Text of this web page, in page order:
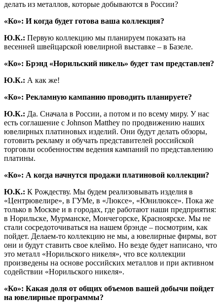
делать из металлов, которые добываются в России?
«Ко»: И когда будет готова ваша коллекция?
Ю.К.: Первую коллекцию мы планируем показать на
весенней швейцарской ювелирной выставке – в Базеле.
«Ко»: Брэнд «Норильский никель» будет там представлен?
Ю.К.: А как же!
«Ко»: Рекламную кампанию проводить планируете?
Ю.К.: Да. Сначала в России, а потом и по всему миру. У нас
есть соглашение с Johnson Matthey по продвижению наших
ювелирных платиновых изделий. Они будут делать обзоры,
готовить рекламу и обучать представителей российской
торговли особенностям ведения кампаний по представлению
платины.
«Ко»: А когда начнутся продажи платиновой коллекции?
Ю.К.: К Рождеству. Мы будем реализовывать изделия в
«Центрювелире», в ГУМе, в «Люксе», «Юнилюксе». Пока же
только в Москве и в городах, где работают наши предприятия:
в Норильске, Мурманске, Мончегорске, Красноярске. Мы не
стали сосредоточиваться на нашем брэнде – посмотрим, как
пойдет. Делаем-то коллекцию не мы, а ювелирные фирмы, вот
они и будут ставить свое клеймо. Но везде будет написано, что
это металл «Норильского никеля», что все коллекции
произведены на основе российских металлов и при активном
содействии «Норильского никеля».
«Ко»: Какая доля от общих объемов вашей добычи пойдет
на ювелирные программы?